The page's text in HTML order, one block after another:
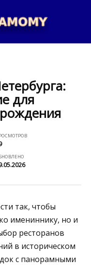
для
так, чтобы
имениннику, но и
ресторанов
в историческом
с панорамными